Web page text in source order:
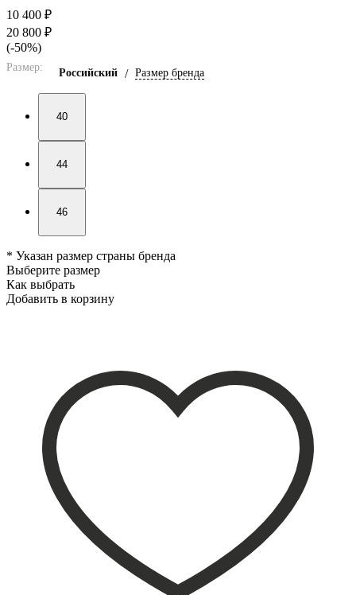
10 400 ₽
20 800 ₽
(-50%)
Размер: Российский / Размер бренда
40
44
46
* Указан размер страны бренда
Выберите размер
Как выбрать
Добавить в корзину